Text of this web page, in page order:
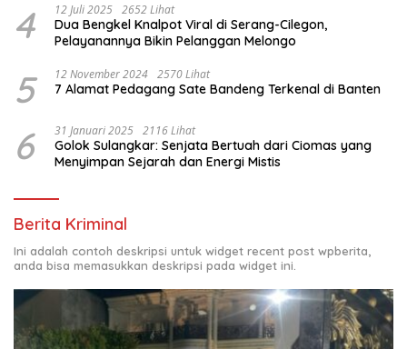
4 12 Juli 2025 2652 Lihat
Dua Bengkel Knalpot Viral di Serang-Cilegon,
Pelayanannya Bikin Pelanggan Melongo
5 12 November 2024 2570 Lihat
7 Alamat Pedagang Sate Bandeng Terkenal di Banten
6 31 Januari 2025 2116 Lihat
Golok Sulangkar: Senjata Bertuah dari Ciomas yang
Menyimpan Sejarah dan Energi Mistis
Berita Kriminal
Ini adalah contoh deskripsi untuk widget recent post wpberita,
anda bisa memasukkan deskripsi pada widget ini.